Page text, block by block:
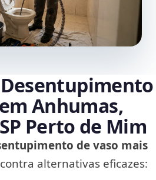
Anhumas,
Perto de Mim
de vaso mais
alternativas eficazes: